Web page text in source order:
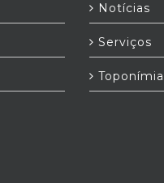
Notícias
Serviços
Toponímia